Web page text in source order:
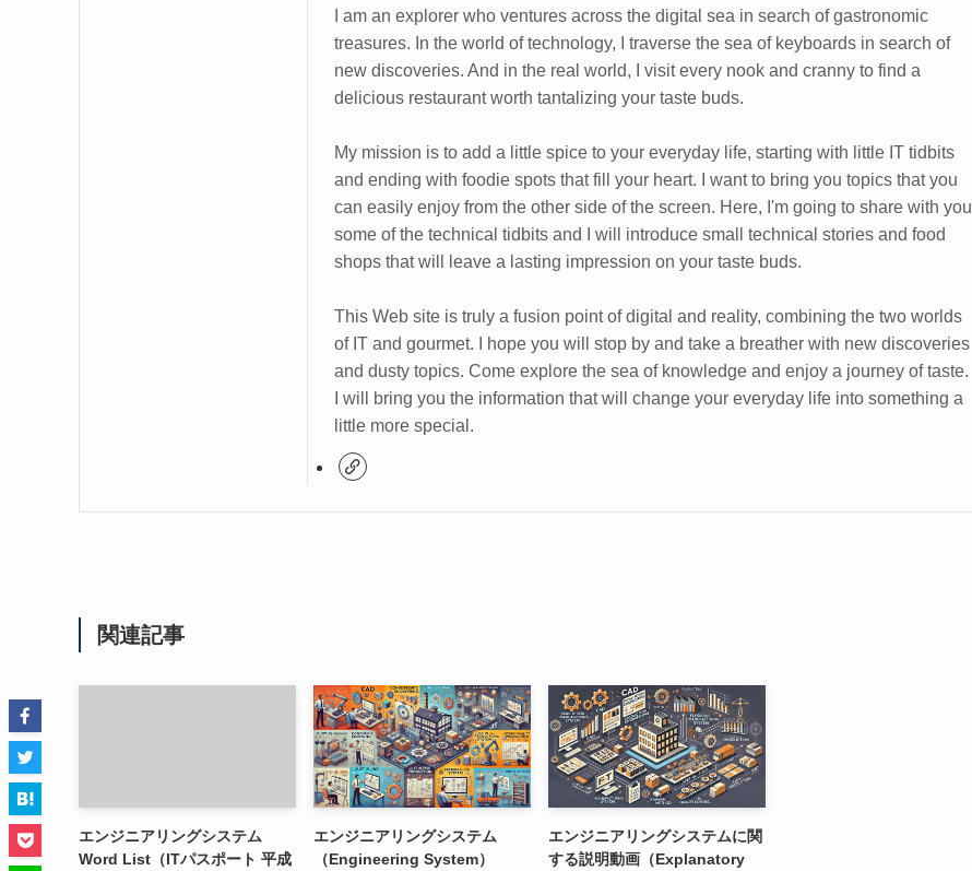
I am an explorer who ventures across the digital sea in search of gastronomic
treasures. In the world of technology, I traverse the sea of keyboards in search of
new discoveries. And in the real world, I visit every nook and cranny to find a
delicious restaurant worth tantalizing your taste buds.
My mission is to add a little spice to your everyday life, starting with little IT tidbits
and ending with foodie spots that fill your heart. I want to bring you topics that you
can easily enjoy from the other side of the screen. Here, I'm going to share with you
some of the technical tidbits and I will introduce small technical stories and food
shops that will leave a lasting impression on your taste buds.
This Web site is truly a fusion point of digital and reality, combining the two worlds
of IT and gourmet. I hope you will stop by and take a breather with new discoveries
and dusty topics. Come explore the sea of knowledge and enjoy a journey of taste.
I will bring you the information that will change your everyday life into something a
little more special.
関連記事
エンジニアリングシステム
Word List（ITパスポート 平成
エンジニアリングシステム
（Engineering System）
エンジニアリングシステムに関
する説明動画（Explanatory